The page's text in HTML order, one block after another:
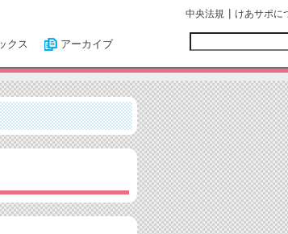
クス アーカイブ
中央法規 けあサポに